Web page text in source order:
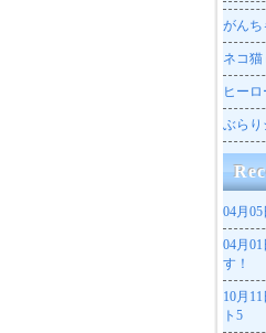
がんち
ネコ猫
ヒー
ぶらり
04月05
04月01
す！
10月11
ト5